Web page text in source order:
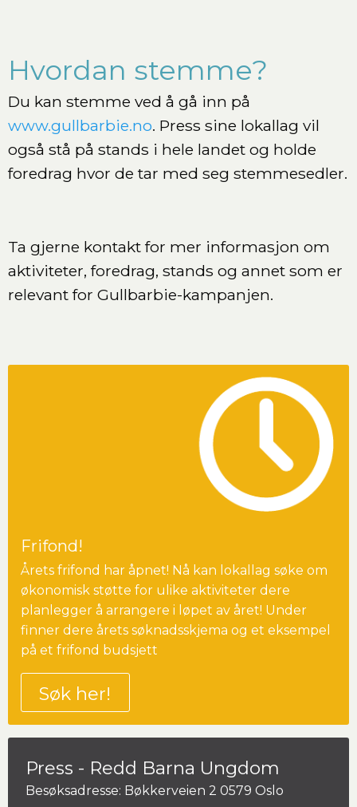
Hvordan stemme?
Du kan stemme ved å gå inn på
www.gullbarbie.no. Press sine lokallag vil
også stå på stands i hele landet og holde
foredrag hvor de tar med seg stemmesedler.
Ta gjerne kontakt for mer informasjon om
aktiviteter, foredrag, stands og annet som er
relevant for Gullbarbie-kampanjen.
Frifond!
Årets frifond har åpnet! Nå kan lokallag søke om
økonomisk støtte for ulike aktiviteter dere
planlegger å arrangere i løpet av året! Under
finner dere årets søknadsskjema og et eksempel
på et frifond budsjett
Søk her!
Press - Redd Barna Ungdom
Besøksadresse: Bøkkerveien 2 0579 Oslo